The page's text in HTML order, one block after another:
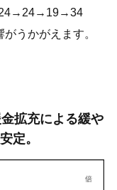
うかがえます。
拡充による緩や
定。